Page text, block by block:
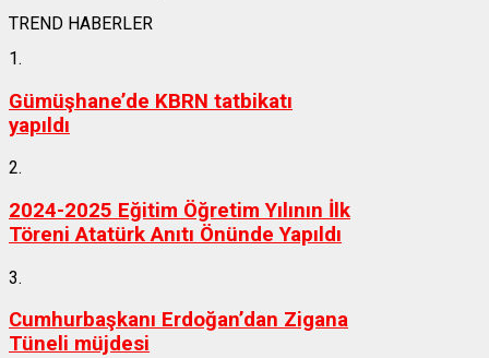
TREND HABERLER
1.
Gümüşhane’de KBRN tatbikatı
yapıldı
2.
2024-2025 Eğitim Öğretim Yılının İlk
Töreni Atatürk Anıtı Önünde Yapıldı
3.
Cumhurbaşkanı Erdoğan’dan Zigana
Tüneli müjdesi